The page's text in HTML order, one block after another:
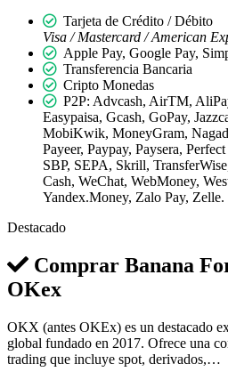
Tarjeta de Crédito / Débito
Visa / Mastercard / American
Apple Pay, Google Pay,
Transferencia Bancaria
Cripto Monedas
P2P: Advcash, AirTM,
Easypaisa, Gcash, GoPay,
MobiKwik, MoneyGram,
Payeer, Paypay, Paysera,
SBP, SEPA, Skrill,
Cash, WeChat, WebMoney,
Yandex.Money, Zalo Pay, Zelle.
Destacado
Comprar Banana
OKex
OKX (antes OKEx) es un destacado
global fundado en 2017. Ofrece una
trading que incluye spot, derivados,…